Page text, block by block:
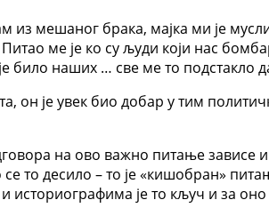
из мешаног брака, мајка ми је
ме је ко су људи који нас
било наших … све ме то подстакло
он је увек био добар у тим
на ово важно питање зависе
то десило – то је «кишобран»
је то кључ и за оно